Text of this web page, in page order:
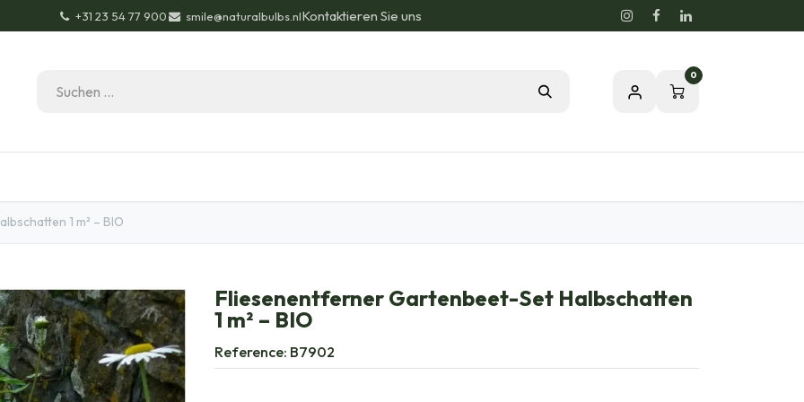
+31 23 54 77 900 smile@naturalbulbs.nlKontaktieren Sie uns
0
1 m² – BIO
Fliesenentferner Gartenbeet-Set Halbschatten
1 m² – BIO
Reference: B7902